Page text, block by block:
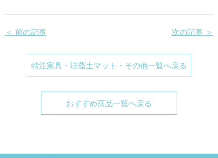
＜ 前の記事 次の記事 ＞
特注家具・珪藻土マット・その他一覧へ戻る
おすすめ商品一覧へ戻る